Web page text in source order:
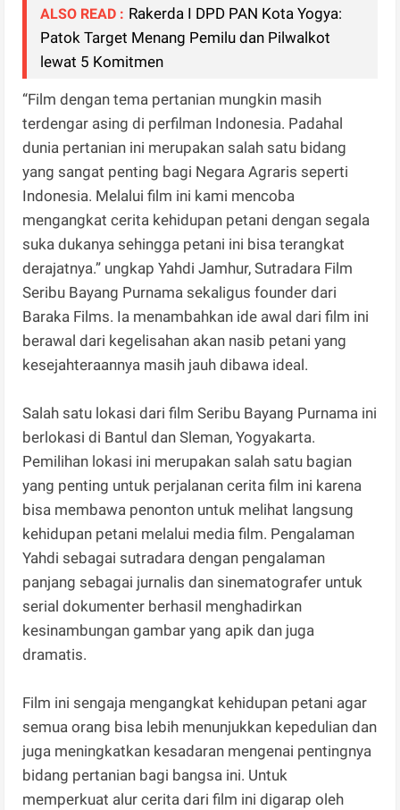
ALSO READ : Rakerda I DPD PAN Kota Yogya:
Patok Target Menang Pemilu dan Pilwalkot
lewat 5 Komitmen
“Film dengan tema pertanian mungkin masih
terdengar asing di perfilman Indonesia. Padahal
dunia pertanian ini merupakan salah satu bidang
yang sangat penting bagi Negara Agraris seperti
Indonesia. Melalui film ini kami mencoba
mengangkat cerita kehidupan petani dengan segala
suka dukanya sehingga petani ini bisa terangkat
derajatnya.” ungkap Yahdi Jamhur, Sutradara Film
Seribu Bayang Purnama sekaligus founder dari
Baraka Films. Ia menambahkan ide awal dari film ini
berawal dari kegelisahan akan nasib petani yang
kesejahteraannya masih jauh dibawa ideal.
Salah satu lokasi dari film Seribu Bayang Purnama ini
berlokasi di Bantul dan Sleman, Yogyakarta.
Pemilihan lokasi ini merupakan salah satu bagian
yang penting untuk perjalanan cerita film ini karena
bisa membawa penonton untuk melihat langsung
kehidupan petani melalui media film. Pengalaman
Yahdi sebagai sutradara dengan pengalaman
panjang sebagai jurnalis dan sinematografer untuk
serial dokumenter berhasil menghadirkan
kesinambungan gambar yang apik dan juga
dramatis.
Film ini sengaja mengangkat kehidupan petani agar
semua orang bisa lebih menunjukkan kepedulian dan
juga meningkatkan kesadaran mengenai pentingnya
bidang pertanian bagi bangsa ini. Untuk
memperkuat alur cerita dari film ini digarap oleh